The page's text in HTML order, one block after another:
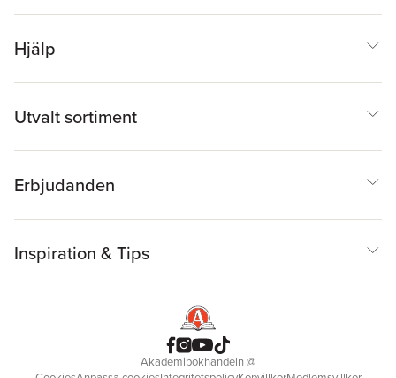
Hjälp
Utvalt sortiment
Erbjudanden
Inspiration & Tips
Akademibokhandeln@